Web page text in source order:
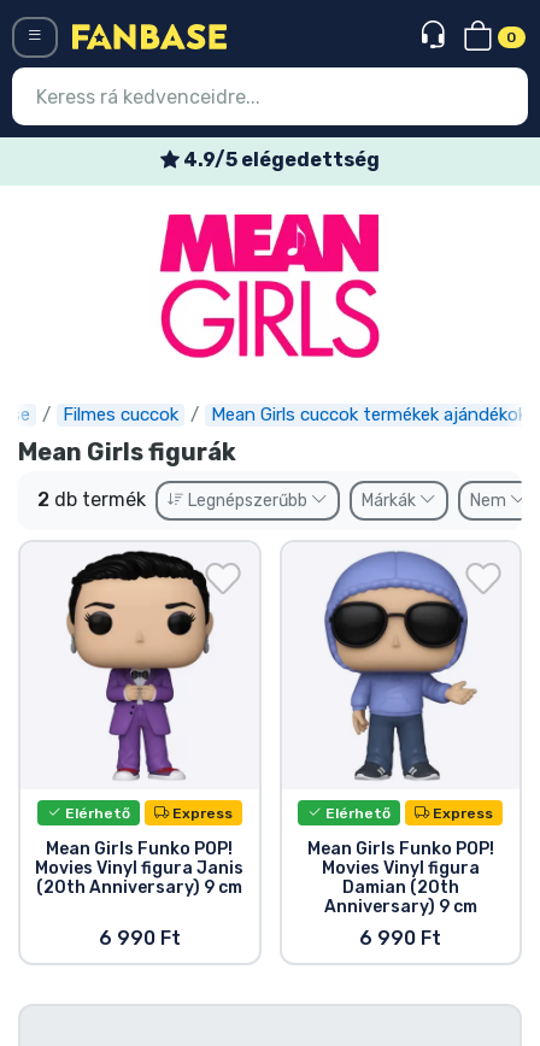
0
4.9/5 elégedettség
Filmes cuccok Mean Girls cuccok termékek ajándékok
Mean Girls figurák
2 db termék Legnépszerűbb Márkák Nem
Elérhető Express
Mean Girls Funko POP!
Movies Vinyl figura Janis
(20th Anniversary) 9 cm
6 990 Ft
Elérhető Express
Mean Girls Funko POP!
Movies Vinyl figura
Damian (20th
Anniversary) 9 cm
6 990 Ft
Belépés Regisztráció
Legújabb cuccok
Akciós ajánlatok
Előrendelhető cuccok
Outlet cuccok
Ajándékkártya
Szállítás és fizetés
Sorozatos cuccok
Filmes cuccok
Mesés cuccok
Animés cuccok
Gamer cuccok
Sportos cuccok